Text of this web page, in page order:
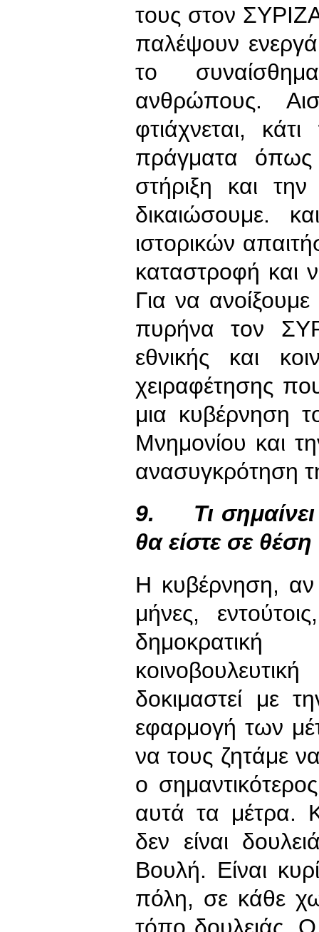
τους στον
παλέψουν
το
ανθρώπους.
φτιάχνεται,
πράγματα όπως
στήριξη και
δικαιώσουμε.
ιστορικών
καταστροφή και
Για να
πυρήνα τον
εθνικής και
χειραφέτησης
μια κυβέρνηση
Μνημονίου και
ανασυγκρότηση
9. Τι
θα είστε σε θέση
Η κυβέρνηση, αν
μήνες,
δοκιμαστεί με
εφαρμογή των
να τους ζητάμε
ο
αυτά τα μέτρα.
δεν είναι
Βουλή. Είναι
πόλη, σε κάθε
τόπο δουλειάς.